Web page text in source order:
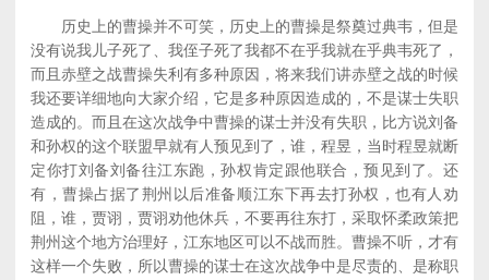
历史上的曹操并不可笑，历史上的曹操是祭奠过典韦，但是
没有说我儿子死了、我侄子死了我都不在乎我就在乎典韦死了，
而且赤壁之战曹操失利有多种原因，将来我们讲赤壁之战的时候
我还要详细地向大家介绍，它是多种原因造成的，不是谋士失职
造成的。而且在这次战争中曹操的谋士并没有失职，比方说刘备
和孙权的这个联盟早就有人预见到了，谁，程昱，当时程昱就断
定你打刘备刘备往江东跑，孙权肯定跟他联合，预见到了。还
有，曹操占据了荆州以后准备顺江东下再去打孙权，也有人劝
阻，谁，贾诩，贾诩劝他休兵，不要再往东打，采取怀柔政策把
荆州这个地方治理好，江东地区可以不战而胜。曹操不听，才有
这样一个失败，所以曹操的谋士在这次战争中是尽责的、是称职